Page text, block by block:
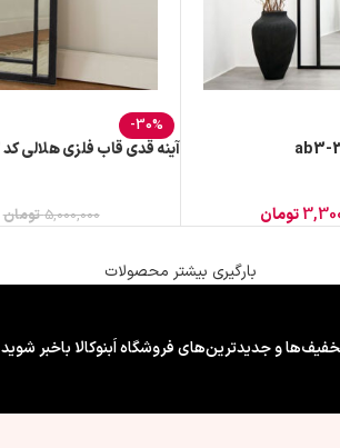
تومان
-30%
آینه قدی قاب فلزی هلالی کد ab1-2
5,000,000 تومان
بارگیری بیشتر محصولات
و جدیدترین‌های فروشگاه اَبنوکالا باخبر شوید